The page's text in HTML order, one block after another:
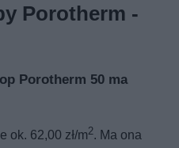
Porotherm -
Porotherm 50 ma
ok. 62,00 zł/m2. Ma ona